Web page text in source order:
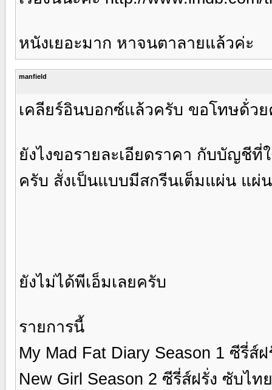
หนังเยอะมาก หาจนตาลายแล้วค่ะ
manfield
เคลียร์อินบอกซ์แล้วครับ ขอโทษด้่ว
ยังไงขอรายละเอียดราคา กับบัญชีที่
ครับ สั่งเป็นแบบมีสกรีนเต็มแผ่น แผ่
ยังไม่ได้พีเอ็มเลยครับ
รายการนี้
My Mad Fat Diary Season 1 ซีรี่ส์
New Girl Season 2 ซีรี่ส์ฝรั่ง ซับไท